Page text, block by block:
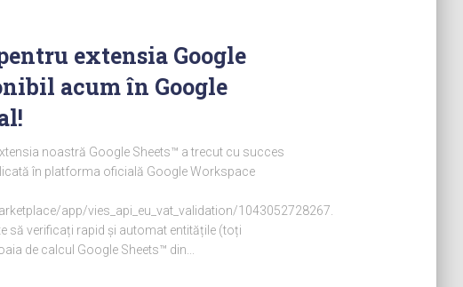
extensia Google
acum în Google
noastră Google Sheets™ a trecut cu succes
în platforma oficială Google Workspace
app/vies_api_eu_vat_validation/1043052728267.
să verificați rapid și automat entitățile (toți
de calcul Google Sheets™ din...